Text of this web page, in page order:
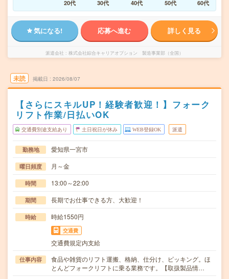
20代
30代 40代 50代 60代
気になる! 応募へ進む 詳しく見る
派遣会社 株式会社綜合キャリアオプション 製造事業部（全国）
未読 掲載日 2026/08/07
【さらにスキルUP！経験者歓迎！】フォーク
リフト作業/日払いOK
交通費別途支給あり 土日祝日が休み WEB登録OK 派遣
勤務地 愛知県一宮市
曜日頻度 月～金
時間 13:00～22:00
期間 長期でお仕事できる方、大歓迎！
時給 時給1550円
交通費
交通費規定内支給
仕事内容
食品や雑貨のリフト運搬、格納、仕分け、ピッキング。ほ
とんどフォークリフトに乗る業務です。【取扱製品情…